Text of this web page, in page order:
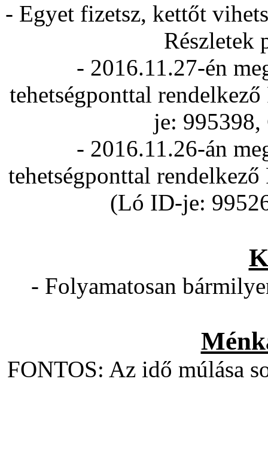
- Egyet fizetsz, kettőt
Részletek
- 2016.11.27-én
tehetségponttal
je:
- 2016.11.26-án
tehetségponttal
(Ló ID-je:
- Folyamatosan
FONTOS: Az idő múlása